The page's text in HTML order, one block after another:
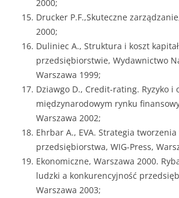
2000;
Drucker P.F.,Skuteczne
2000;
Duliniec A., Struktura i koszt
przedsiębiorstwie, Wydawnictwo
Warszawa 1999;
Dziawgo D., Credit-rating. Ryzyko i
międzynarodowym rynku
Warszawa 2002;
Ehrbar A., EVA. Strategia
przedsiębiorstwa, WIG-Press,
Ekonomiczne, Warszawa 2000.
ludzki a konkurencyjność
Warszawa 2003;